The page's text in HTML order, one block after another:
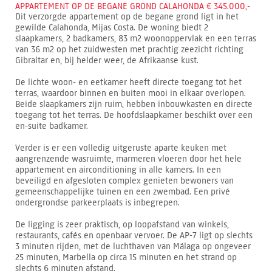
APPARTEMENT OP DE BEGANE GROND CALAHONDA € 345.000,-
Dit verzorgde appartement op de begane grond ligt in het
gewilde Calahonda, Mijas Costa. De woning biedt 2
slaapkamers, 2 badkamers, 83 m2 woonoppervlak en een terras
van 36 m2 op het zuidwesten met prachtig zeezicht richting
Gibraltar en, bij helder weer, de Afrikaanse kust.
De lichte woon- en eetkamer heeft directe toegang tot het
terras, waardoor binnen en buiten mooi in elkaar overlopen.
Beide slaapkamers zijn ruim, hebben inbouwkasten en directe
toegang tot het terras. De hoofdslaapkamer beschikt over een
en-suite badkamer.
Verder is er een volledig uitgeruste aparte keuken met
aangrenzende wasruimte, marmeren vloeren door het hele
appartement en airconditioning in alle kamers. In een
beveiligd en afgesloten complex genieten bewoners van
gemeenschappelijke tuinen en een zwembad. Een privé
ondergrondse parkeerplaats is inbegrepen.
De ligging is zeer praktisch, op loopafstand van winkels,
restaurants, cafés en openbaar vervoer. De AP-7 ligt op slechts
3 minuten rijden, met de luchthaven van Málaga op ongeveer
25 minuten, Marbella op circa 15 minuten en het strand op
slechts 6 minuten afstand.